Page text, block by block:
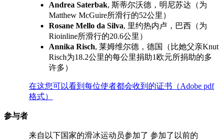
Andrea Saterbak, 斯蒂尔沃德，明尼苏达（为
Matthew McGuire所滑行的52公里）
Rosane Mello da Silva, 里约热内卢，巴西（为
Rioinline所滑行的20.6公里）
Annika Risch, 莱姆维尔德，德国（比她父亲Knut
Risch为18.2公里的每公里捐助1欧元所捐助的多
许多）
在这您可以看到每位使者都会收到的证书（Adobe pdf
格式）
参与者
来自以下国家的滑冰运动员参加了 参加了以前的